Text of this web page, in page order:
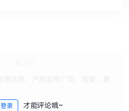
登录 才能评论哦~